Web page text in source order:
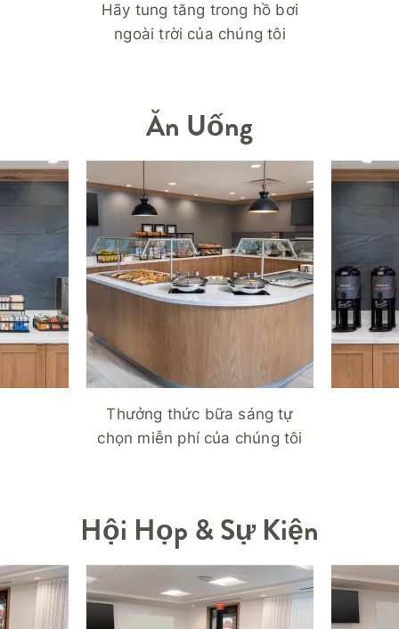
Hãy tung tăng trong hồ bơi
ngoài trời của chúng tôi
Ăn Uống
Thưởng thức bữa sáng tự
chọn miễn phí của chúng tôi
Hội Họp & Sự Kiện